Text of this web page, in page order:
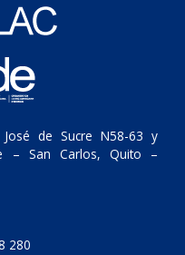
de Sucre N58-63 y
– San Carlos, Quito –
280